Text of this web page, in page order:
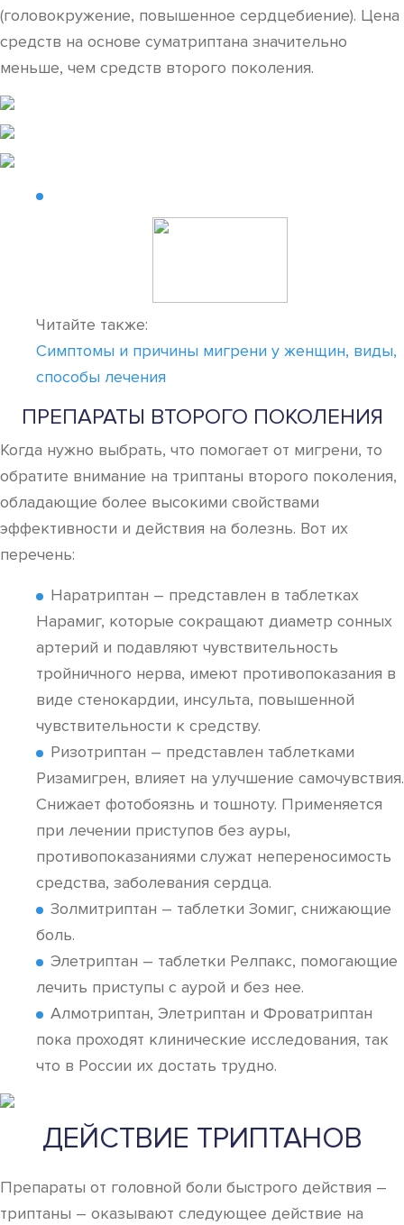
(головокружение, повышенное сердцебиение). Цена
средств на основе суматриптана значительно
меньше, чем средств второго поколения.
Читайте также:
Симптомы и причины мигрени у женщин, виды,
способы лечения
ПРЕПАРАТЫ ВТОРОГО ПОКОЛЕНИЯ
Когда нужно выбрать, что помогает от мигрени, то
обратите внимание на триптаны второго поколения,
обладающие более высокими свойствами
эффективности и действия на болезнь. Вот их
перечень:
Наратриптан – представлен в таблетках
Нарамиг, которые сокращают диаметр сонных
артерий и подавляют чувствительность
тройничного нерва, имеют противопоказания в
виде стенокардии, инсульта, повышенной
чувствительности к средству.
Ризотриптан – представлен таблетками
Ризамигрен, влияет на улучшение самочувствия.
Снижает фотобоязнь и тошноту. Применяется
при лечении приступов без ауры,
противопоказаниями служат непереносимость
средства, заболевания сердца.
Золмитриптан – таблетки Зомиг, снижающие
боль.
Элетриптан – таблетки Релпакс, помогающие
лечить приступы с аурой и без нее.
Алмотриптан, Элетриптан и Фроватриптан
пока проходят клинические исследования, так
что в России их достать трудно.
ДЕЙСТВИЕ ТРИПТАНОВ
Препараты от головной боли быстрого действия –
триптаны – оказывают следующее действие на